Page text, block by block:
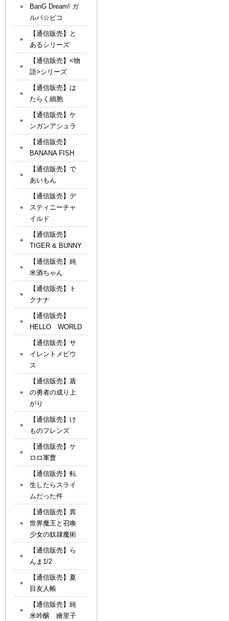
BanG Dream! ガ
ルパ☆ピコ
【通信販売】と
あるシリーズ
【通信販売】<物
語>シリーズ
【通信販売】は
たらく細胞
【通信販売】ケ
ンガンアシュラ
【通信販売】
BANANA FISH
【通信販売】で
あいもん
【通信販売】デ
スティニーチャ
イルド
【通信販売】
TIGER & BUNNY
【通信販売】純
米酒ちゃん
【通信販売】ト
クナナ
【通信販売】
HELLO WORLD
【通信販売】サ
イレントメビウ
ス
【通信販売】盾
の勇者の成り上
がり
【通信販売】け
ものフレンズ
【通信販売】ケ
ロロ軍曹
【通信販売】転
生したらスライ
ムだった件
【通信販売】異
世界魔王と召喚
少女の奴隷魔術
【通信販売】ら
んま1/2
【通信販売】夏
目友人帳
【通信販売】純
米吟醸 繪里子